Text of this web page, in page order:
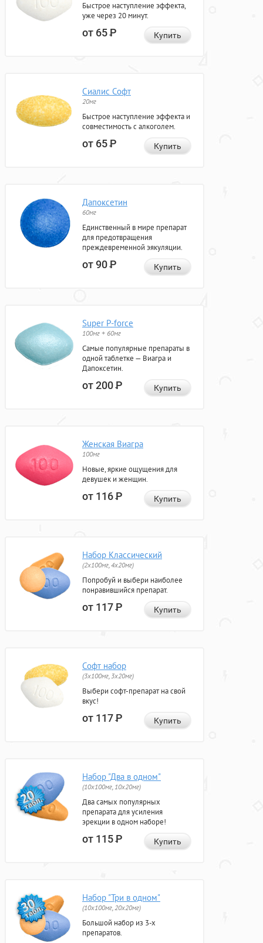
Быстрое наступление эффекта,
уже через 20 минут.
от 65Р Купить
Сиалис Софт
20мг
Быстрое наступление эффекта и
совместимость с алкоголем.
от 65Р Купить
Дапоксетин
60мг
Единственный в мире препарат
для предотвращения
преждевременной эякуляции.
от 90Р Купить
Super P-force
100мг + 60мг
Самые популярные препараты в
одной таблетке — Виагра и
Дапоксетин.
от 200Р Купить
Женская Виагра
100мг
Новые, яркие ощущения для
девушек и женщин.
от 116Р Купить
Набор Классический
(2x100мг, 4x20мг)
Попробуй и выбери наиболее
понравившийся препарат.
от 117Р Купить
Софт набор
(3x100мг, 3x20мг)
Выбери софт-препарат на свой
вкус!
от 117Р Купить
Набор "Два в одном"
(10x100мг, 10x20мг)
Два самых популярных
препарата для усиления
эрекции в одном наборе!
от 115Р Купить
Набор "Три в одном"
(10x100мг, 20x20мг)
Большой набор из 3-х
препаратов.